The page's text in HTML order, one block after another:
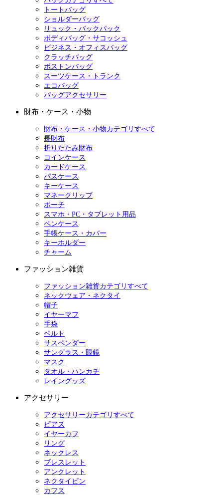
トートバッグ
ショルダーバッグ
リュック・バックパック
ボディバッグ・サコッシュ
ビジネス・オフィスバッグ
クラッチバッグ
ボストンバッグ
スーツケース・トランク
エコバッグ
バッグアクセサリー
財布・ケース・小物
財布・ケース・小物カテゴリすべて
長財布
折りたたみ財布
コインケース
カードケース
パスケース
キーケース
マネークリップ
ポーチ
スマホ・PC・タブレット用品
ペンケース
手帳ケース・カバー
キーホルダー
チャーム
ファッション雑貨
ファッション雑貨カテゴリすべて
ネックウェア・ネクタイ
帽子
イヤーマフ
手袋
ベルト
サスペンダー
サングラス・眼鏡
マスク
タオル・ハンカチ
レイングッズ
アクセサリー
アクセサリーカテゴリすべて
ピアス
イヤーカフ
リング
ネックレス
ブレスレット
アンクレット
ネクタイピン
カフス